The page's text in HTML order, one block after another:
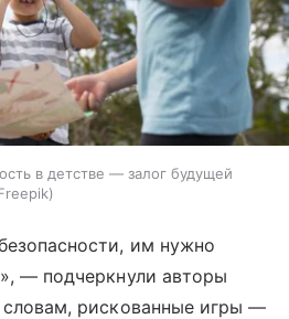
в детстве — залог будущей
им нужно
— подчеркнули авторы
рискованные игры —